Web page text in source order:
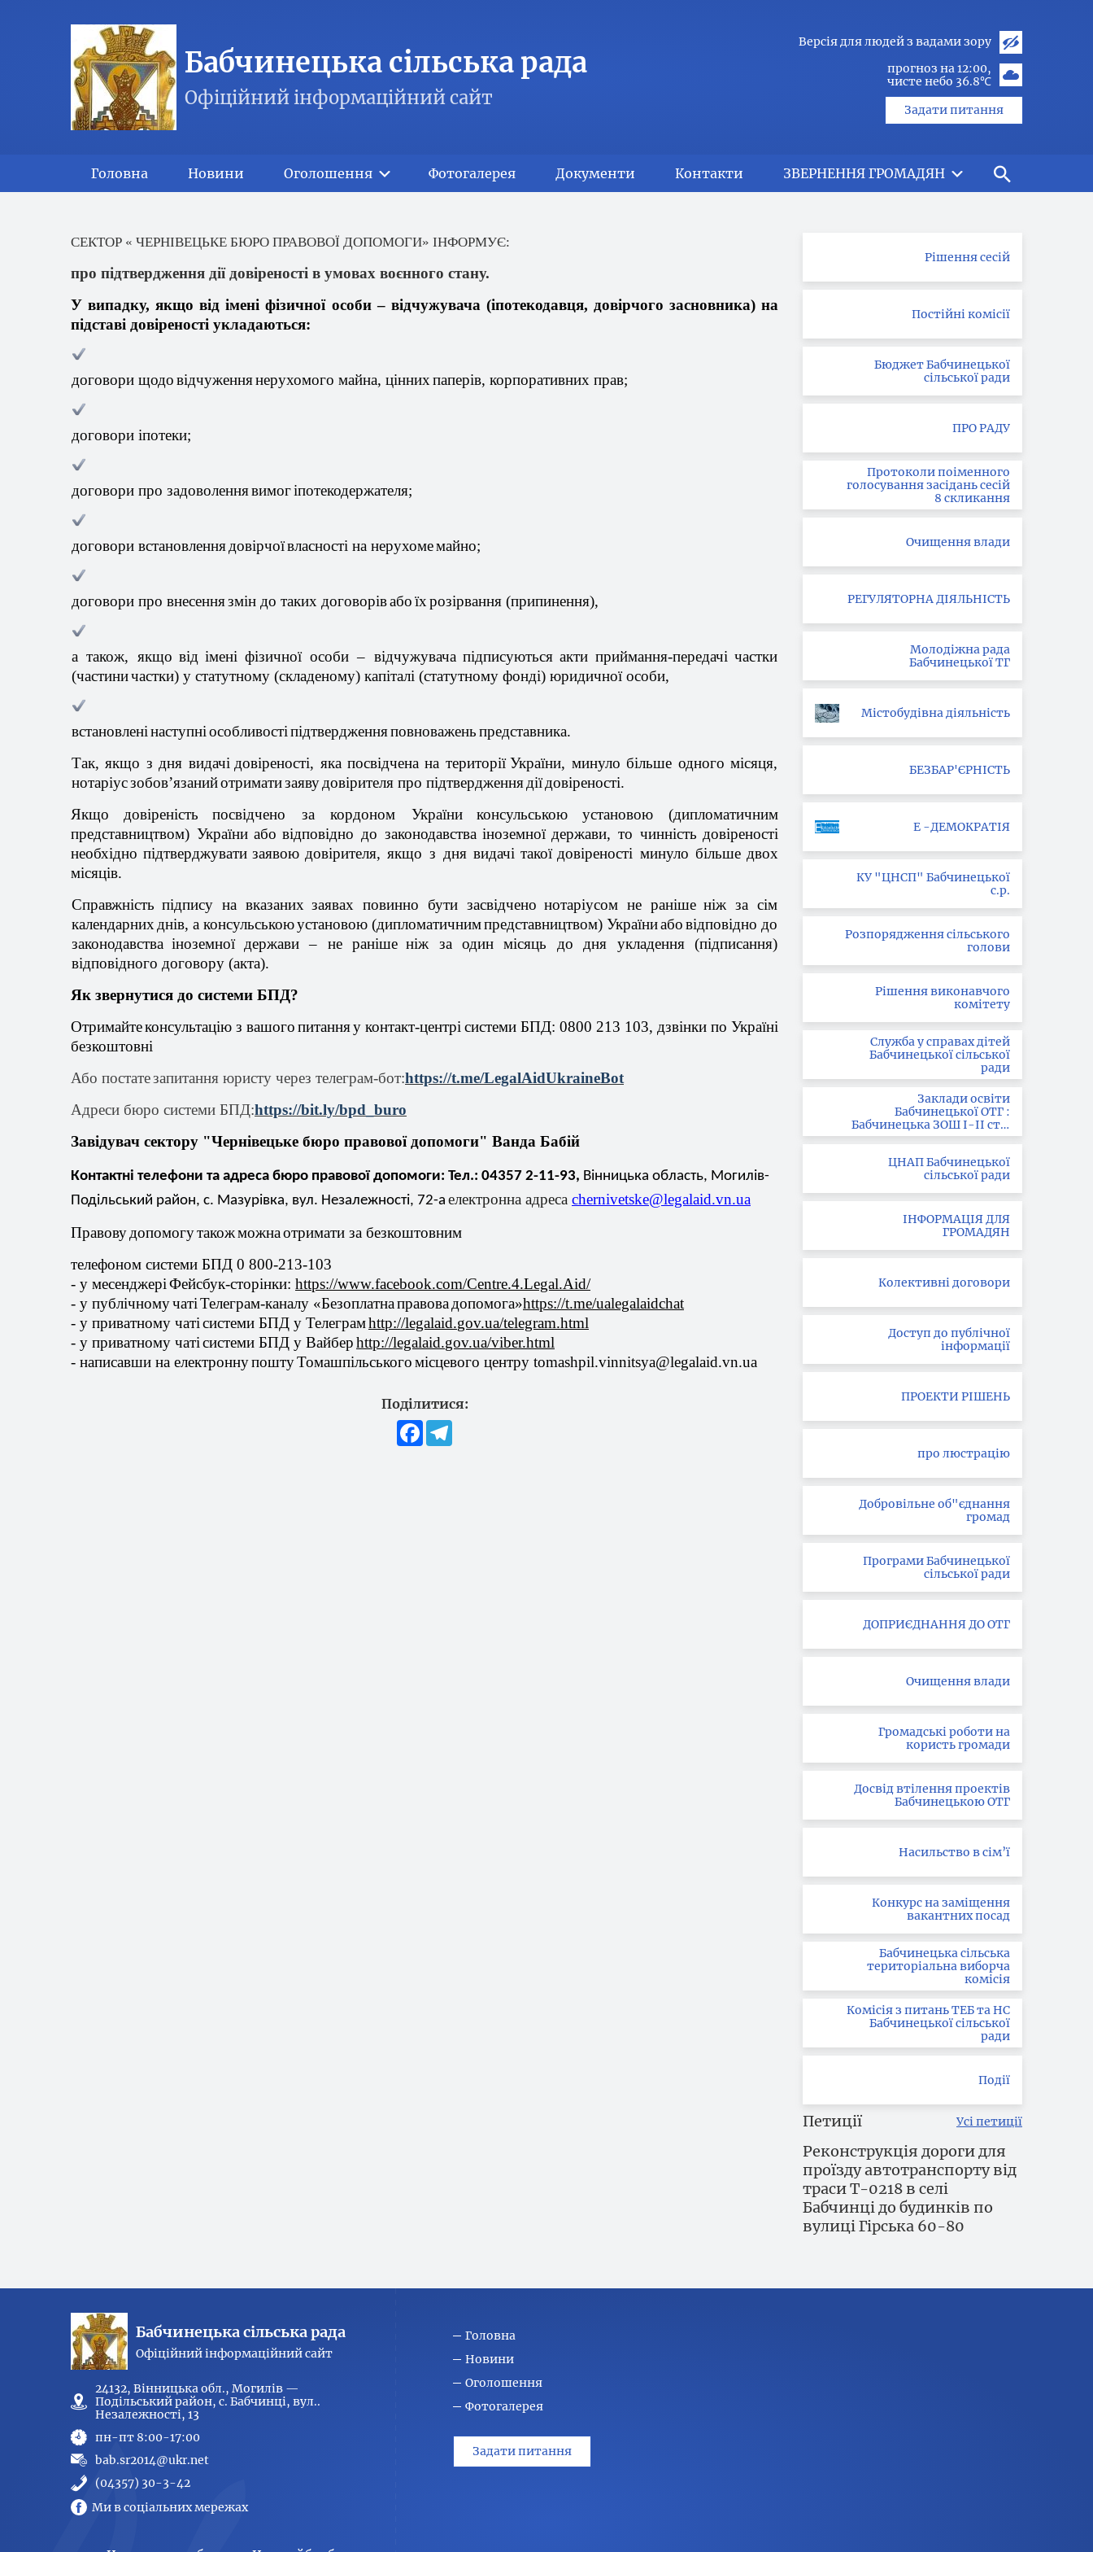
Бабчинецька сільська рада
Офіційний інформаційний сайт
Версія для людей з вадами зору
прогноз на 12:00
чисте небо 36.8℃
Задати питання
Головна Новини Оголошення Фотогалерея Документи Контакти ЗВЕРНЕННЯ ГРОМАДЯН
СЕКТОР « ЧЕРНІВЕЦЬКЕ БЮРО ПРАВОВОЇ ДОПОМОГИ» ІНФОРМУЄ:
про підтвердження дії довіреності в умовах воєнного стану.
Увипадку, якщо від імені фізичноїособи – відчужувача (іпотекодавця, довірчого засновника) на
підставі довіреності укладаються:
договори щодовідчуженнянерухомого майна, ціннихпаперів, корпоративних прав;
договори іпотеки;
договори про задоволеннявимогіпотекодержателя;
договори встановленнядовірчоївласності на нерухомемайно;
договори про внесеннязмін до таких договорівабоїхрозірвання (припинення),
атакож, якщо від імені фізичноїособи – відчужувача підписуються акти приймання-передачі частки
(частиничастки) у статутному (складеному) капіталі (статутному фонді) юридичноїособи,
встановленінаступніособливостіпідтвердженняповноваженьпредставника.
Так, якщо з дня видачі довіреності, якапосвідчена на території України, минуло більше одногомісяця,
нотаріусзобов’язанийотриматизаявудовірителя про підтвердженнядіїдовіреності.
Якщо
довіреність посвідчено за кордоном України консульською установою(дипломатичним
представництвом) України або відповідно до законодавства іноземної держави, то чинність довіреності
необхідно підтверджувати заявою довірителя, якщо з днявидачі такої довіреності минуло більше двох
місяців.
Справжність підпису на вказаних заявах повинно бути засвідчено нотаріусом не раніше ніж за сім
календарних днів, а консульськоюустановою (дипломатичнимпредставництвом) Україниабовідповідно до
законодавства іноземної держави– не раніше ніж за одинмісяць до дня укладення(підписання)
відповідного договору (акта).
Як звернутися до системи БПД?
Отримайтеконсультацію звашого питанняу контакт-центрі системиБПД: 0800 213 103, дзвінкипоУкраїні
безкоштовні
Або постатезапитання юристу через телеграм-бот:https://t.me/LegalAidUkraineBot
Адреси бюро системи БПД:https://bit.ly/bpd buro
Завідувач сектору "Чернівецьке бюро правової допомоги" Ванда Бабій
Контактні телефони та адреса бюро правової допомоги: Тел.: 04357 2-11-93, Вінницька область, Могилів-
Подільський район, с. Мазурівка, вул. Незалежності, 72-а електронна адреса chernivetske@legalaid.vn.ua
Правовудопомогутакожможнаотримати за безкоштовним
телефоном системи БПД 0 800-213-103
- у месенджеріФейсбук-сторінки: https://www.facebook.com/Centre.4.Legal.Aid/
- у публічномучатіТелеграм-каналу «Безоплатнаправова допомога»https://t.me/ualegalaidchat
- у приватному чатісистеми БПД у Телеграмhttp://legalaid.gov.ua/telegram.html
- у приватному чатісистеми БПД у Вайберhttp://legalaid.gov.ua/viber.html
- написавши на електроннупоштуТомашпільськогомісцевого центру tomashpil.vinnitsya@legalaid.vn.ua
Поділитися:
Facebook
Рішення сесій
Постійні комісії
Бюджет Бабчинецької
сільської ради
ПРО РАДУ
Протоколи поіменного
голосування засідань сесій
8 скликання
Очищення влади
РЕГУЛЯТОРНА ДІЯЛЬНІСТЬ
Молодіжна рада
Бабчинецької ТГ
Містобудівна діяльність
БЕЗБАР'ЄРНІСТЬ
Е -ДЕМОКРАТІЯ
КУ "ЦНСП" Бабчинецької
с.р.
Розпорядження сільського
голови
Рішення виконавчого
комітету
Служба у справах дітей
Бабчинецької сільської
ради
Заклади освіти
Бабчинецької ОТГ :
Бабчинецька ЗОШ І-ІІ ст. ;
Вила-Ярузька ЗОШ І-ІІІ
ЦНАП Бабчинецької
сільської ради
ІНФОРМАЦІЯ ДЛЯ
ГРОМАДЯН
Колективні договори
Доступ до публічної
інформації
ПРОЕКТИ РІШЕНЬ
про люстрацію
Добровільне об"єднання
громад
Програми Бабчинецької
сільської ради
ДОПРИЄДНАННЯ ДО ОТГ
Очищення влади
Громадські роботи на
користь громади
Досвід втілення проектів
Бабчинецькою ОТГ
Насильство в сім’ї
Конкурс на заміщення
вакантних посад
Бабчинецька сільська
територіальна виборча
комісія
Комісія з питань ТЕБ та НС
Бабчинецької сільської
ради
Події
Петиції Усі петиції
Реконструкція дороги для
проїзду автотранспорту від
траси Т-0218 в селі
Бабчинці до будинків по
вулиці Гірська 60-80
Бабчинецька сільська рада
Офіційний інформаційний сайт
24132, Вінницька обл., Могилів —
Подільський район, с. Бабчинці, вул..
Незалежності, 13
пн-пт 8:00-17:00
bab.sr2014@ukr.net
(04357) 30-3-42
Ми в соціальних мережах
Головна
Новини
Оголошення
Фотогалерея
Задати питання